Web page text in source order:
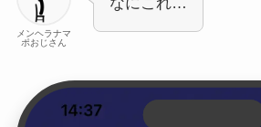
メンヘラナマ
ポおじさん